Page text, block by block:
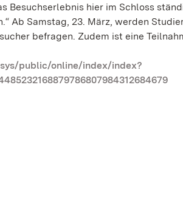
Besuchserlebnis hier im Schloss
Ab Samstag, 23. März, werden
befragen. Zudem ist eine
public/online/index/index?